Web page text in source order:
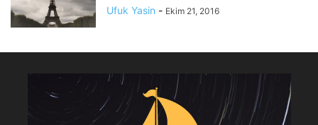
Ufuk Yasin - Ekim 21, 2016